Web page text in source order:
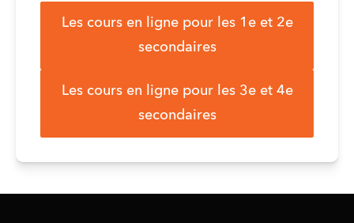
Les cours en ligne pour les 1e et 2e
secondaires
Les cours en ligne pour les 3e et 4e
secondaires